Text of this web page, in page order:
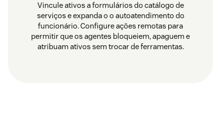
Vincule ativos a formulários do catálogo de
serviços e expanda o o autoatendimento do
funcionário. Configure ações remotas para
permitir que os agentes bloqueiem, apaguem e
atribuam ativos sem trocar de ferramentas.